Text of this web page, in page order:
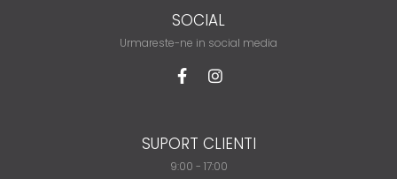
SOCIAL
Urmareste-ne in social media
SUPORT CLIENTI
9:00 - 17:00